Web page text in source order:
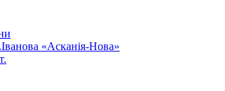
«Асканія-Нова»